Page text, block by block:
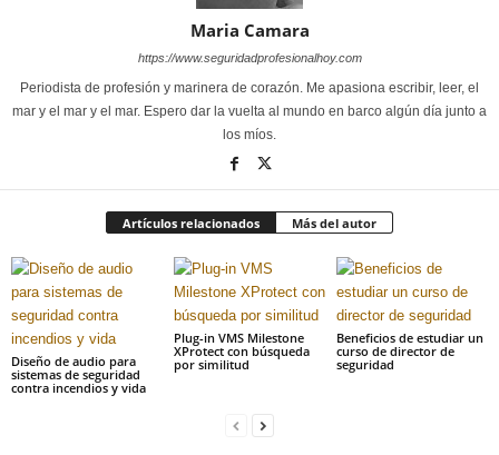
Maria Camara
https://www.seguridadprofesionalhoy.com
Periodista de profesión y marinera de corazón. Me apasiona escribir, leer, el
mar y el mar y el mar. Espero dar la vuelta al mundo en barco algún día junto a
los míos.
Artículos relacionados Más del autor
Diseño de audio para
sistemas de seguridad
contra incendios y vida
Plug-in VMS Milestone
XProtect con búsqueda
por similitud
Beneficios de estudiar un
curso de director de
seguridad